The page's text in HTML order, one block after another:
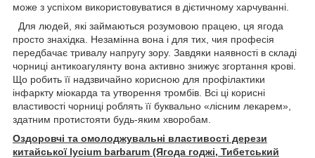
може з успіхом використовуватися в дієтичному харчуванні.
Для людей, які займаються розумовою працею, ця ягода
просто знахідка. Незамінна вона і для тих, чия професія
передбачає тривалу напругу зору. Завдяки наявності в складі
чорниці антикоагулянту вона активно знижує згортання крові.
Що робить її надзвичайно корисною для профілактики
інфаркту міокарда та утворення тромбів. Всі ці корисні
властивості чорниці роблять її буквально «лісним лекарем»,
здатним протистояти будь-яким хворобам.
Оздоровчі та омолоджувальні властивості дерези
китайської lycium barbarum (Ягода годжі, Тибетський